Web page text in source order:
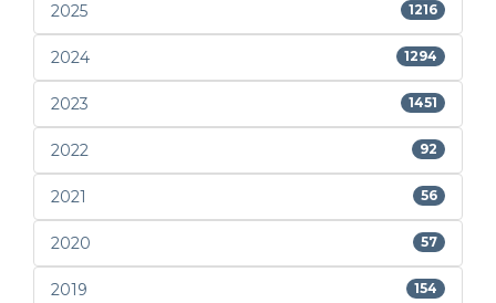
2025 1216
2024 1294
2023 1451
2022 92
2021 56
2020 57
2019 154